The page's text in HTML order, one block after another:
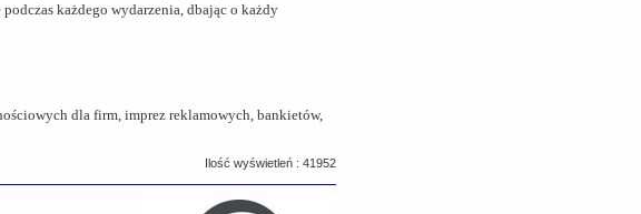
każdego wydarzenia, dbając o każdy
dla firm, imprez reklamowych, bankietów,
Ilość wyświetleń : 41952